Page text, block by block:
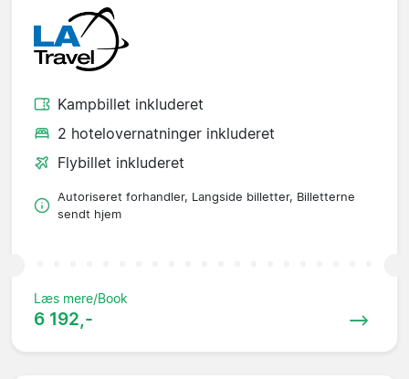
Kampbillet inkluderet
2 hotelovernatninger inkluderet
Flybillet inkluderet
Autoriseret forhandler, Langside billetter, Billetterne
sendt hjem
Læs mere/Book
6 192,-